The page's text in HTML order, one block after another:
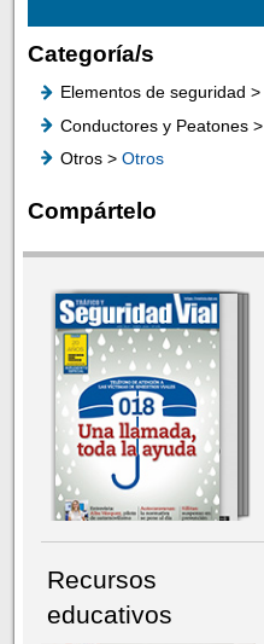
Categoría/s
Elementos de seguridad >
Conductores y Peatones >
Otros > Otros
Compártelo
Recursos
educativos